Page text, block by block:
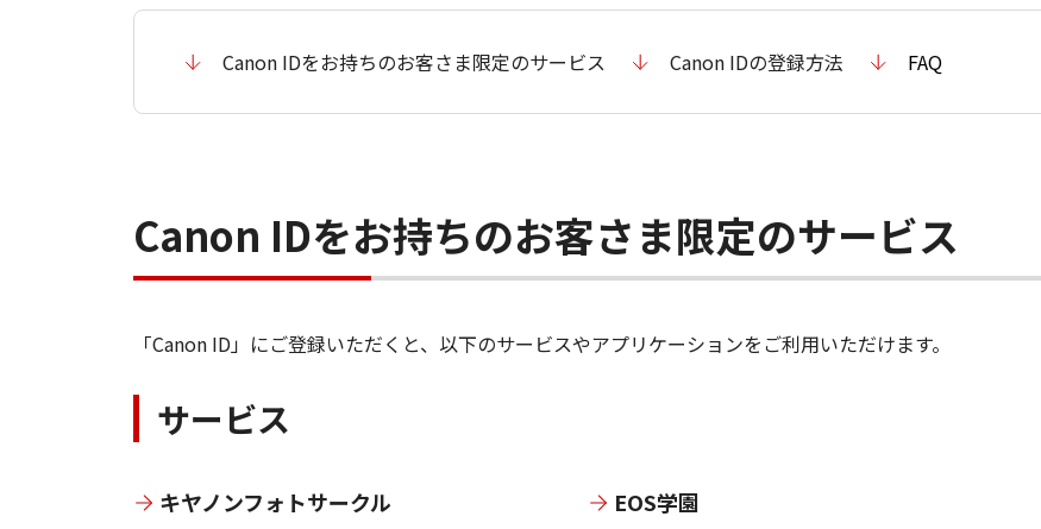
Canon IDをお持ちのお客さま限定のサービス Canon IDの登録方法 FAQ
Canon IDをお持ちのお客さま限定のサービス
「Canon ID」にご登録いただくと、以下のサービスやアプリケーションをご利用いただけます。
サービス
キヤノンフォトサークル EOS学園